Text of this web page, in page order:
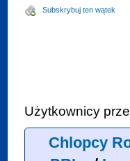
Subskrybuj ten wątek
Użytkownicy
Chlopcy